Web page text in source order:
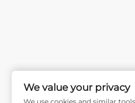
We value your privacy